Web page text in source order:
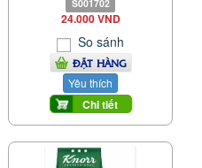
S001702
24.000 VND
So sánh
ĐẶT HÀNG
Yêu thích
Chi tiết